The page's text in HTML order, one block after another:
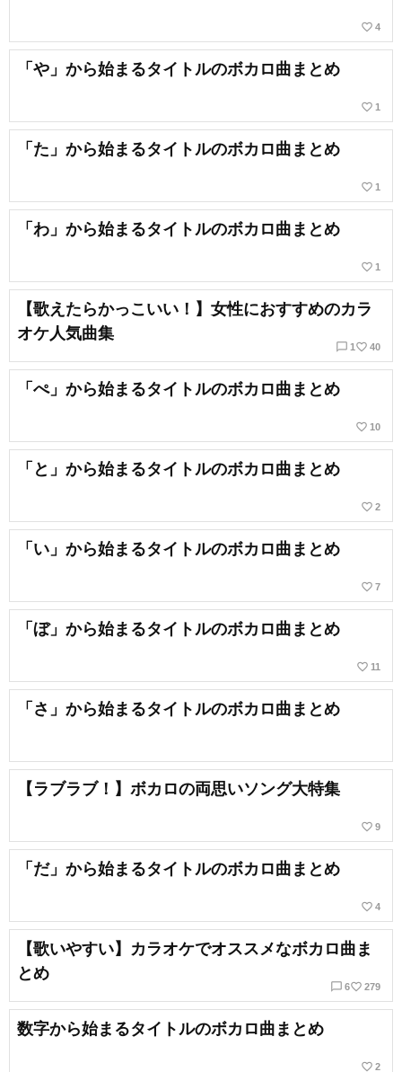
favorite_border 4
「や」から始まるタイトルのボカロ曲まとめ
favorite_border 1
「た」から始まるタイトルのボカロ曲まとめ
favorite_border 1
「わ」から始まるタイトルのボカロ曲まとめ
favorite_border 1
【歌えたらかっこいい！】女性におすすめのカラ
オケ人気曲集
chat_bubble_outline 1 favorite_border 40
「ぺ」から始まるタイトルのボカロ曲まとめ
favorite_border 10
「と」から始まるタイトルのボカロ曲まとめ
favorite_border 2
「い」から始まるタイトルのボカロ曲まとめ
favorite_border 7
「ぼ」から始まるタイトルのボカロ曲まとめ
favorite_border 11
「さ」から始まるタイトルのボカロ曲まとめ
【ラブラブ！】ボカロの両思いソング大特集
favorite_border 9
「だ」から始まるタイトルのボカロ曲まとめ
favorite_border 4
【歌いやすい】カラオケでオススメなボカロ曲ま
とめ
chat_bubble_outline 6favorite_border 279
数字から始まるタイトルのボカロ曲まとめ
favorite_border 2